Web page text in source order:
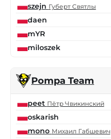
szejn Губерт Святлы
daen
mYR
miloszek
Pompa Team
peet Пётр Чвикинский
oskarish
mono Михаил Габшевич